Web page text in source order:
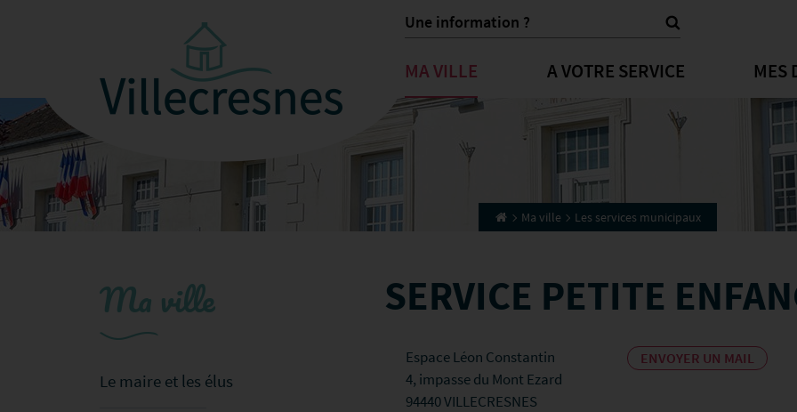
MA VILLE A VOTRE SERVICE MES
Ma ville Les services municipaux
SERVICE PETITE
Espace Léon Constantin
4, impasse du Mont Ezard
94440 VILLECRESNES
ENVOYER UN MAIL
Ma ville
Le maire et les élus